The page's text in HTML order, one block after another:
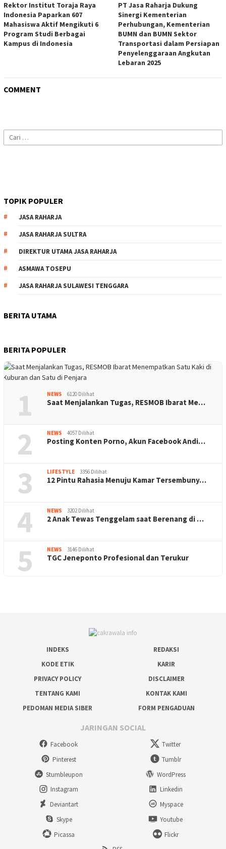
Rektor Institut Toraja Raya
Indonesia Paparkan 607
Mahasiswa Aktif Mengikuti 6
Program Studi Berbagai
Kampus di Indonesia
PT Jasa Raharja Dukung
Sinergi Kementerian
Perhubungan, Kementerian
BUMN dan BUMN Sektor
Transportasi dalam Persiapan
Penyelenggaraan Angkutan
Lebaran 2025
COMMENT
Cari
untuk:
TOPIK POPULER
JASA RAHARJA
JASA RAHARJA SULTRA
DIREKTUR UTAMA JASA RAHARJA
ASMAWA TOSEPU
JASA RAHARJA SULAWESI TENGGARA
BERITA UTAMA
BERITA POPULER
1 NEWS 6120 Dilihat
Saat Menjalankan Tugas, RESMOB Ibarat Me…
2 NEWS 4057 Dilihat
Posting Konten Porno, Akun Facebook Andi…
3 LIFESTYLE 3356 Dilihat
12 Pintu Rahasia Menuju Kamar Tersembuny…
4 NEWS 3202 Dilihat
2 Anak Tewas Tenggelam saat Berenang di …
5 NEWS 3146 Dilihat
TGC Jeneponto Profesional dan Terukur
INDEKS
REDAKSI
KODE ETIK
KARIR
PRIVACY POLICY
DISCLAIMER
TENTANG KAMI
KONTAK KAMI
PEDOMAN MEDIA SIBER
FORM PENGADUAN
JARINGAN SOCIAL
Facebook
Twitter
Pinterest
Tumblr
Stumbleupon
WordPress
Instagram
Linkedin
Deviantart
Myspace
Skype
Youtube
Picassa
Flickr